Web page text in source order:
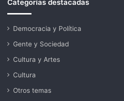
Categorías destacadas
Democracia y Política
Gente y Sociedad
Cultura y Artes
Cultura
Otros temas